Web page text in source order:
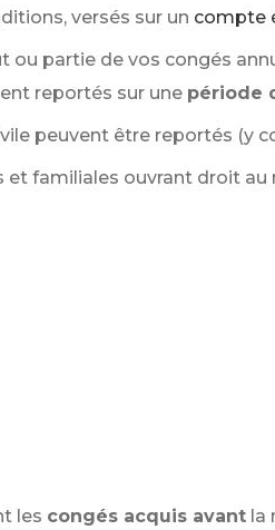
versés sur un compte
ou partie de vos congés
reportés sur une période
peuvent être reportés (y
familiales ouvrant droit
les congés acquis avant la